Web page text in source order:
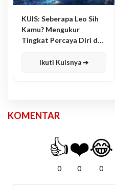
KUIS: Seberapa Leo Sih
Kamu? Mengukur
Tingkat Percaya Diri dan
Ikuti Kuisnya ➔
KOMENTAR
👍
0
❤️
0
😂
0